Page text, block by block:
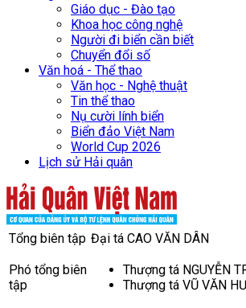
Giáo dục - Đào tạo
Khoa học công nghệ
Người đi biển cần biết
Chuyển đổi số
Văn hoá - Thể thao
Văn học - Nghệ thuật
Tin thể thao
Nụ cười lính biển
Biển đảo Việt Nam
World Cup 2026
Lịch sử Hải quân
Tổng biên tập Đại tá CAO VĂN DÂN
Phó tổng biên
tập
Thượng tá NGUYỄN
Thượng tá VŨ VĂN